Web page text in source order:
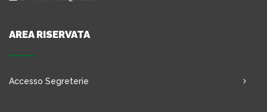
AREA RISERVATA
Accesso Segreterie